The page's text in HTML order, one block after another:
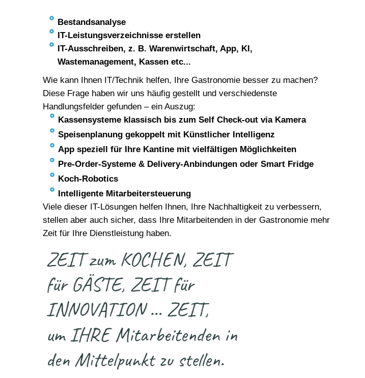
Bestandsanalyse
IT-Leistungsverzeichnisse erstellen
IT-Ausschreiben, z. B. Warenwirtschaft, App, KI,
Wastemanagement, Kassen etc...
Wie kann Ihnen IT/Technik helfen, Ihre Gastronomie besser zu machen?
Diese Frage haben wir uns häufig gestellt und verschiedenste
Handlungsfelder gefunden – ein Auszug:
Kassensysteme klassisch bis zum Self Check-out via Kamera
Speisenplanung gekoppelt mit Künstlicher Intelligenz
App speziell für Ihre Kantine mit vielfältigen Möglichkeiten
Pre-Order-Systeme & Delivery-Anbindungen oder Smart Fridge
Koch-Robotics
Intelligente Mitarbeitersteuerung
Viele dieser IT-Lösungen helfen Ihnen, Ihre Nachhaltigkeit zu verbessern,
stellen aber auch sicher, dass Ihre Mitarbeitenden in der Gastronomie mehr
Zeit für Ihre Dienstleistung haben.